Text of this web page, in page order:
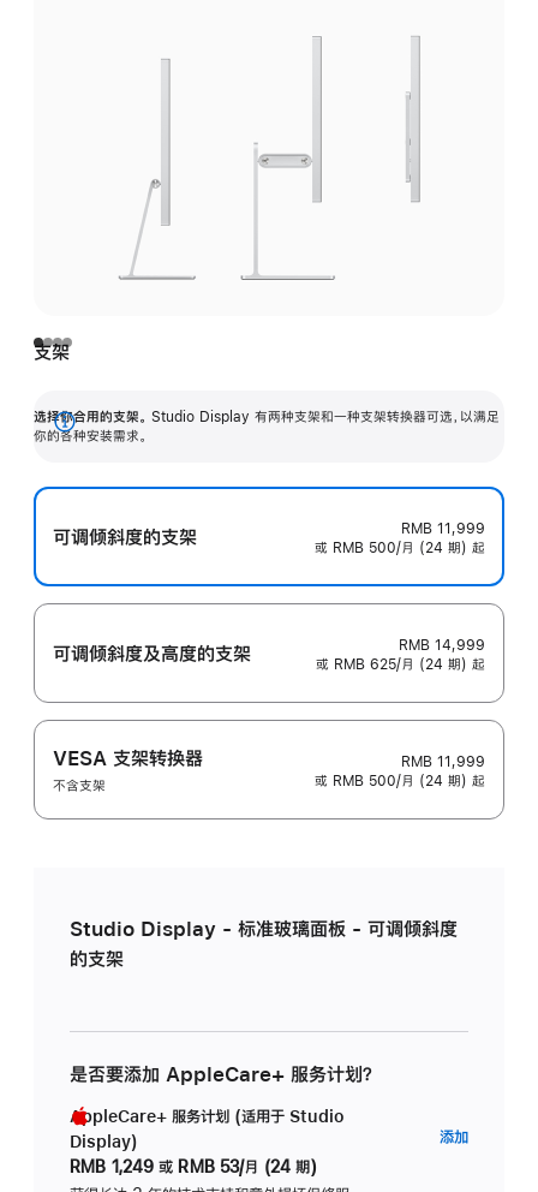
支架
选择你合用的支架。 Studio Display 有两种支架和一种支架转换器可选，以满足
你的各种安装需求。
展
可调倾斜度的支架
RMB 11,999
或 RMB 500/月 (24 期) 起
可调倾斜度及高‍度的支‍架
RMB 14,999
或 RMB 625/月 (24 期) 起
VESA 支架转换器
不含支架
RMB 11,999
或 RMB 500/月 (24 期) 起
Studio Display - 标准玻璃面板 - 可调倾斜度
的支架
是否要添加 AppleCare+ 服务计划？
AppleCare+ 服务计划 (适用于 Studio
Display)
RMB 1,249 或 RMB 53/月 (24 期)
添加